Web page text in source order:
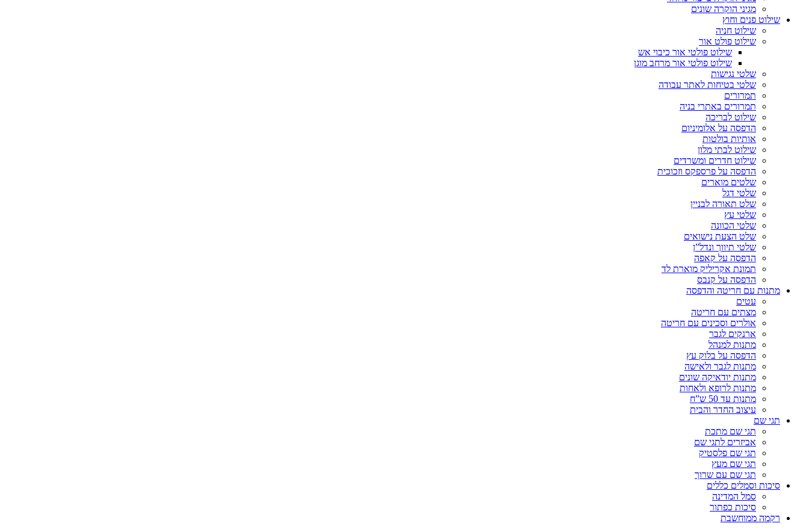
מגיני הוקרה שונים
שילוט פנים וחוץ
שילוט חניה
שילוט פולט אור
שילוט פולטי אור כיבוי אש
שילוט פולטי אור מרחב מוגן
שלטי נגישות
שלטי בטיחות לאתר עבודה
תמרורים
תמרורים באתרי בניה
שילוט לבריכה
הדפסה על אלומיניום
אותיות בולטות
שילוט לבתי מלון
שילוט חדרים ומשרדים
הדפסה על פרספקס וזכוכית
שלטים מוארים
שלטי דגל
שלט תאורה לבניין
שלטי עץ
שלטי הכוונה
שלט הצעת נישואים
שלטי תיווך ונדל”ן
הדפסה על קאפה
תמונת אקריליק מוארת לד
הדפסה על קנבס
מתנות עם חריטה והדפסה
עטים
מצתים עם חריטה
אולרים וסכינים עם חריטה
ארנקים לגבר
מתנות למנהל
הדפסה על בלוק עץ
מתנות לגבר ולאישה
מתנות יודאיקה שונים
מתנות לרופא ולאחות
מתנות עד 50 ש”ח
עיצוב החדר והבית
תגי שם
תגי שם מתכת
אביזרים לתגי שם
תגי שם פלסטיק
תגי שם מעץ
תגי שם עם שרוך
סיכות וסמלים כללים
סמל המדינה
סיכות כפתור
רקמה ממוחשבת